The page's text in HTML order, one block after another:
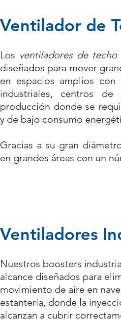
Ventilador de
Los ventiladores de techo
diseñados para mover
en espacios amplios con
industriales, centros
producción donde se
y de bajo consumo
Gracias a su gran
en grandes áreas con un
Ventiladores
Nuestros boosters
alcance diseñados para
movimiento de aire en
estantería, donde la
alcanzan a cubrir